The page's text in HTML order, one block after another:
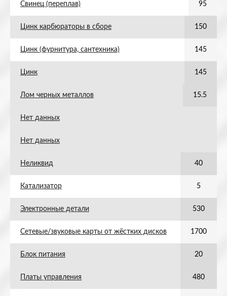
Свинец (переплав) 95
Цинк карбюраторы в сборе 150
Цинк (фурнитура, сантехника) 145
Цинк 145
Лом черных металлов 15.5
Нет данных
Нет данных
Неликвид 40
Катализатор 5
Электронные детали 530
Сетевые/звуковые карты от жёстких дисков 1700
Блок питания 20
Платы управления 480